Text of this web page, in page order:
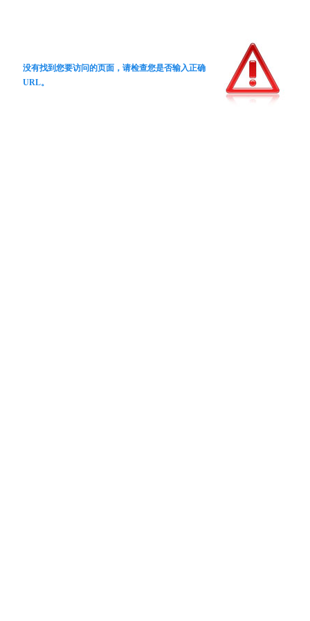
没有找到您要访问的页面，请检查您是否输入正确
URL。